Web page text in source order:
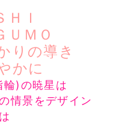
Ｉ
ＭＯ
りの導き
かに
輪)の暁星は
情景をデザイン